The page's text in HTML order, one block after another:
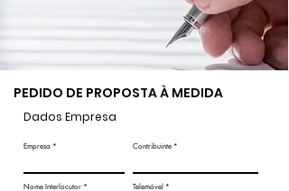
PEDIDO DE PROPOSTA À MEDIDA
Dados Empresa
Empresa Contribuinte
Nome Interlocutor Telemóvel